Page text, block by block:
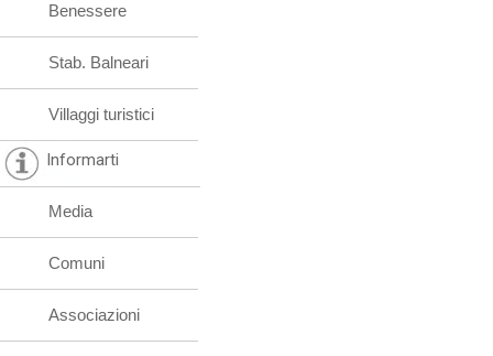
Benessere
Stab. Balneari
Villaggi turistici
Informarti
Media
Comuni
Associazioni